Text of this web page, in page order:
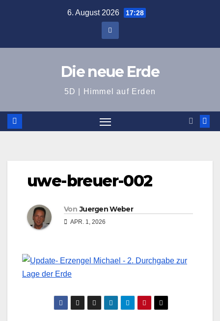
6. August 2026 17:28
Die neue Erde
5D | Himmel auf Erden
uwe-breuer-002
Von Juergen Weber
APR. 1, 2026